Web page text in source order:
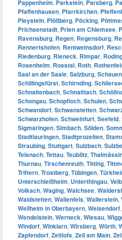
Pappenheim, Parkstein, Parsberg,
Pfaffenhausen, Pfarrkirchen,
Pleystein, Plößberg, Pöcking,
Prichsenstadt, Prien am Chiemsee,
Ravensburg, Regen, Regensburg,
Rennertshofen, Rentweinsdorf,
Riedenburg, Rieneck, Rimpar,
Rosenheim, Rosstal, Roth,
Saal an der Saale, Salzburg,
Schillingsfürst, Schirnding,
Schnaitenbach, Schnaittach,
Schongau, Schopfloch, Schulen,
Schwandorf, Schwanstetten,
Schwarzhofen, Schweinfurt, Seefeld,
Sigmaringen, Simbach, Sölden,
Stadtlauringen, Stadtprozelten,
Straubing, Stuttgart, Sulzbach,
Teisnach, Tettau, Teublitz,
Thurnau, Tirschenreuth, Titting,
Triftern, Trostberg, Tübingen,
Unterschleißheim, Unterthingau,
Volkach, Waging, Walchsee,
Waldstetten, Wallenfels, Wallerstein,
Weilheim in Oberbayern, Weisendorf,
Wendelstein, Werneck, Wiesau,
Windorf, Winklarn, Wirsberg, Wörth,
Zapfendorf, Zeitlofs, Zell am Main,